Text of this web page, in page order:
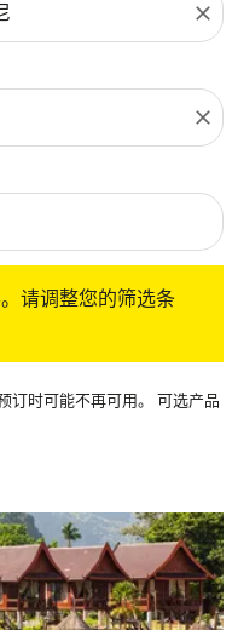
close
close
请调整您的筛选条
订时可能不再可用。 可选产品